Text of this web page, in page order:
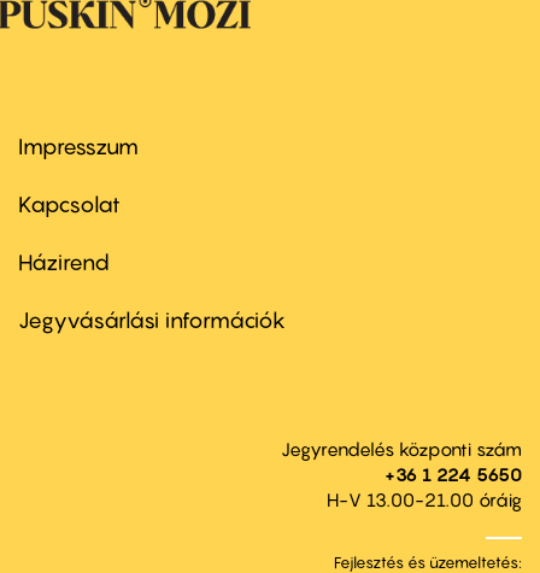
Footer
first
Impresszum
Kapcsolat
Footer
second
Házirend
Jegyvásárlási információk
Jegyrendelés központi szám
+36 1 224 5650
H-V 13.00-21.00 óráig
Fejlesztés és üzemeltetés: